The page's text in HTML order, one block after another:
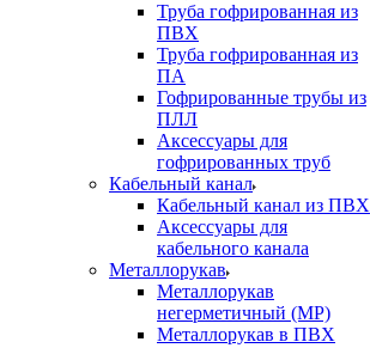
Труба гофрированная из
ПВХ
Труба гофрированная из
ПА
Гофрированные трубы из
ПЛЛ
Аксессуары для
гофрированных труб
Кабельный канал
Кабельный канал из ПВХ
Аксессуары для
кабельного канала
Металлорукав
Металлорукав
негерметичный (МР)
Металлорукав в ПВХ